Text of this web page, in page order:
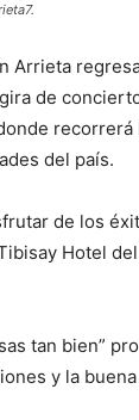
Arrieta
de
del país.
de los
Hotel
tan bien”
y la